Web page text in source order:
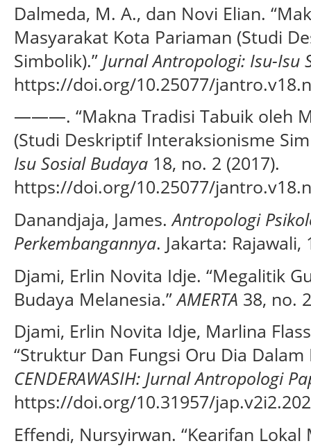
Dalmeda, M. A., dan Novi Elian.
Masyarakat Kota Pariaman (Studi
Simbolik).” Jurnal Antropologi: Isu-Isu
https://doi.org/10.25077/
———. “Makna Tradisi Tabuik oleh
(Studi Deskriptif Interaksionisme
Isu Sosial Budaya 18, no. 2 (2017).
https://doi.org/10.25077/
Danandjaja, James.Antropologi
Perkembangannya. Jakarta: Rajawali,
Djami, Erlin Novita Idje. “Megalitik
Budaya Melanesia.”AMERTA 38, no.
Djami, Erlin Novita Idje, Marlina
“Struktur Dan Fungsi Oru Dia Dalam
CENDERAWASIH: Jurnal Antropologi
https://doi.org/10.31957/
Effendi, Nursyirwan. “Kearifan